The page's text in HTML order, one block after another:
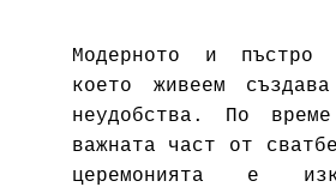
Модерното и
което живеем
неудобства. По
важната част от
церемонията е